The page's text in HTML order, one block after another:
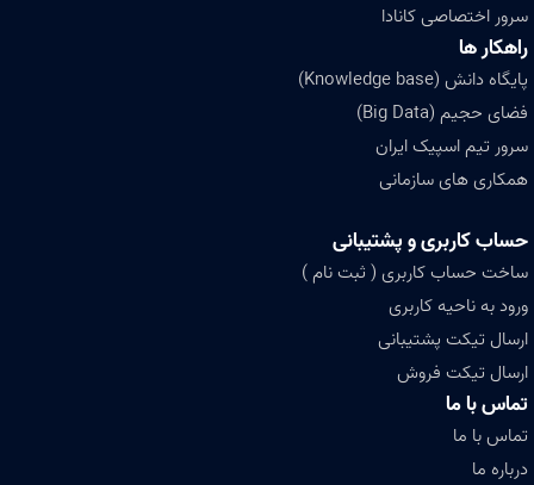
سرور اختصاصی کانادا
راهکار ها
پایگاه دانش (Knowledge base)
فضای حجیم (Big Data)
سرور تیم اسپیک ایران
همکاری های سازمانی
حساب کاربری و پشتیبانی
ساخت حساب کاربری ( ثبت نام )
ورود به ناحیه کاربری
ارسال تیکت پشتیبانی
ارسال تیکت فروش
تماس با ما
تماس با ما
درباره ما